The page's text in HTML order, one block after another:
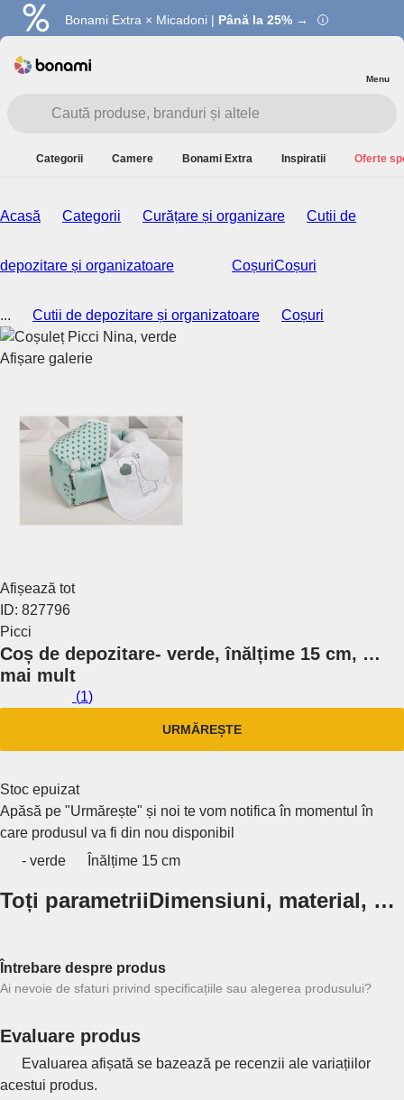
Bonami Extra × Micadoni | Până la 25% →
Summer Sale | Economisești până la 40% →
Menu
Categorii Camere Bonami Extra Inspiratii Oferte
Acasă Categorii Curățare și organizare Cutii de
depozitare și organizatoare CoșuriCoșuri
... Cutii de depozitare și organizatoare Coșuri
Afișare galerie
Afișează tot
ID: 827796
Picci
Coș de depozitare- verde, înălțime 15 cm, …
mai mult
(1)
URMĂREȘTE
Stoc epuizat
Apăsă pe "Urmărește" și noi te vom notifica în momentul în
care produsul va fi din nou disponibil
- verde
Înălțime 15 cm
Toți parametriiDimensiuni, material, …
Întrebare despre produs
Ai nevoie de sfaturi privind specificațiile sau alegerea produsului?
Evaluare produs
Evaluarea afișată se bazează pe recenzii ale variațiilor
acestui produs.